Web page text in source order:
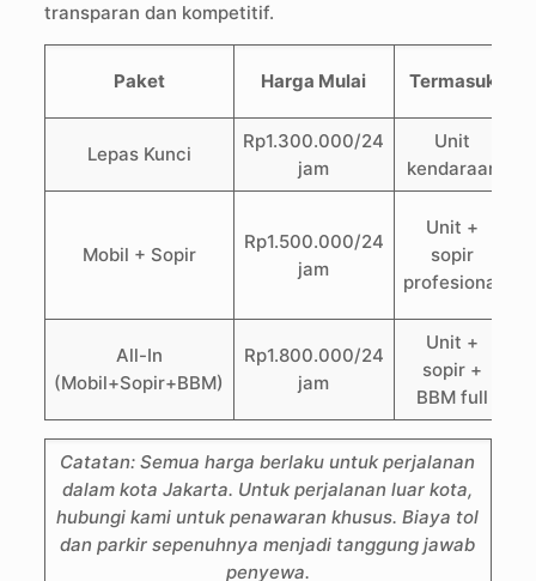
transparan dan kompetitif.
Paket Harga Mulai Termasuk
Lepas Kunci
Rp1.300.000/24
jam
Unit
kendaraan
Mobil + Sopir
Rp1.500.000/24
jam
Unit +
sopir
profesional
All-In
(Mobil+Sopir+BBM)
Rp1.800.000/24
jam
Unit +
sopir +
BBM full
Catatan: Semua harga berlaku untuk perjalanan
dalam kota Jakarta. Untuk perjalanan luar kota,
hubungi kami untuk penawaran khusus. Biaya tol
dan parkir sepenuhnya menjadi tanggung jawab
penyewa.